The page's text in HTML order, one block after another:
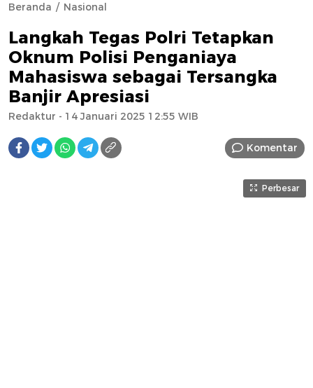
Beranda Nasional
Langkah Tegas Polri Tetapkan
Oknum Polisi Penganiaya
Mahasiswa sebagai Tersangka
Banjir Apresiasi
Redaktur - 14 Januari 2025 12:55 WIB
Komentar
Perbesar